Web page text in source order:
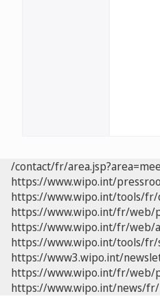
/contact/fr/
https://www.wipo.int/
https://www.wipo.int/tools/fr/
https://www.wipo.int/fr/web/
https://www.wipo.int/fr/web/
https://www.wipo.int/tools/fr/
https://www3.wipo.int/
https://www.wipo.int/fr/web/
https://www.wipo.int/news/fr/